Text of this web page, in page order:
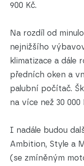
900 Kč.
Na rozdíl od
nejnižšího
klimatizace a dále
předních oken a
palubní počítač.
na více než 30 000
I nadále budou
Ambition, Style a
(se zmíněným